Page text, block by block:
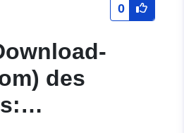
0
des